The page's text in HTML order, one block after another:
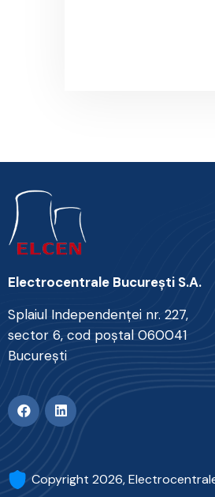
Electrocentrale Bucureşti S.A.
Splaiul Independenţei nr. 227,
sector 6, cod poştal 060041
Bucureşti
Copyright 2026,